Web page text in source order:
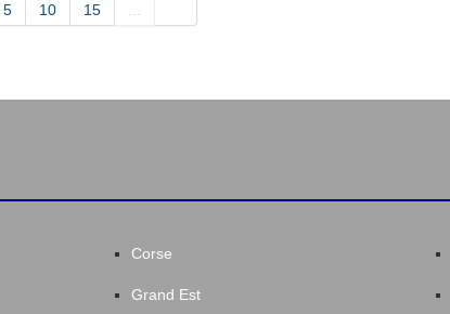
5 10 15 ...
Corse
Grand Est